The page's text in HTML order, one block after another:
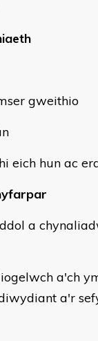
gweithio
eich hun ac
a
a'ch
a'r